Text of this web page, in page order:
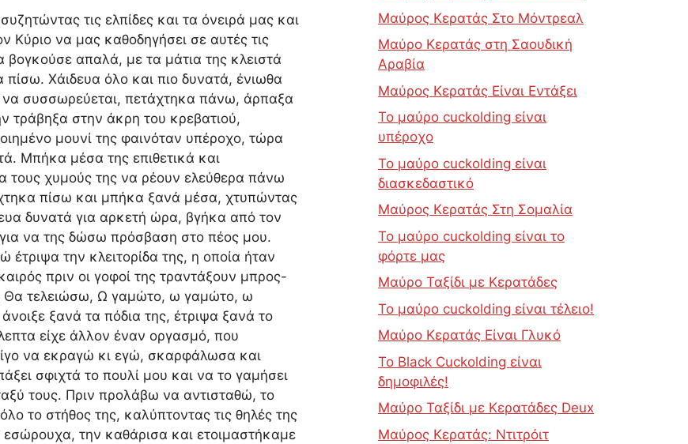
τις ελπίδες και τα όνειρά μας και
Κύριο να μας καθοδηγήσει σε αυτές τις
απαλά, με τα μάτια της κλειστά
Χάιδευα όλο και πιο δυνατά, ένιωθα
να συσσωρεύεται, πετάχτηκα πάνω, άρπαξα
τράβηξα στην άκρη του κρεβατιού,
μουνί της φαινόταν υπέροχο, τώρα
Μπήκα μέσα της επιθετικά και
χυμούς της να ρέουν ελεύθερα πάνω
πίσω και μπήκα ξανά μέσα, χτυπώντας
δυνατά για αρκετή ώρα, βγήκα από τον
να της δώσω πρόσβαση στο πέος μου.
την κλειτορίδα της, η οποία ήταν
πριν οι γοφοί της τραντάξουν μπρος-
Θα τελειώσω, Ω γαμώτο, ω γαμώτο, ω
ξανά τα πόδια της, έτριψα ξανά το
είχε άλλον έναν οργασμό, που
να εκραγώ κι εγώ, σκαρφάλωσα και
σφιχτά το πουλί μου και να το γαμήσει
τους. Πριν προλάβω να αντισταθώ, το
το στήθος της, καλύπτοντας τις θηλές της
την καθάρισα και ετοιμαστήκαμε
Μαύρος Κερατάς Στο Μόντρεαλ
Μαύρο Κερατάς στη Σαουδική
Αραβία
Μαύρος Κερατάς Είναι Εντάξει
Το μαύρο cuckolding είναι
υπέροχο
Το μαύρο cuckolding είναι
διασκεδαστικό
Μαύρος Κερατάς Στη Σομαλία
Το μαύρο cuckolding είναι το
φόρτε μας
Μαύρο Ταξίδι με Κερατάδες
Το μαύρο cuckolding είναι τέλειο!
Μαύρο Κερατάς Είναι Γλυκό
Το Black Cuckolding είναι
δημοφιλές!
Μαύρο Ταξίδι με Κερατάδες Deux
Μαύρος Κερατάς: Ντιτρόιτ